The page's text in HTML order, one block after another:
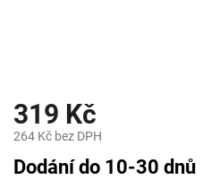
319 Kč
264 Kč bez DPH
Měrná
cena:
Dodání do 10-30 dnů